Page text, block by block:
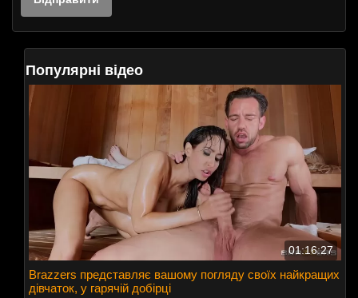
Популярні відео
01:16:27
Brazzers представляє вашому погляду своїх найкращих
дівчаток, у гарячій добірці